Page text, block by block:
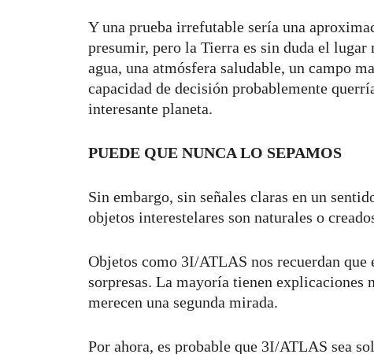
Y una prueba irrefutable sería una
presumir, pero la Tierra es sin duda el
agua, una atmósfera saludable, un campo
capacidad de decisión probablemente
interesante planeta.
PUEDE QUE NUNCA LO SEPAMOS
Sin embargo, sin señales claras en un
objetos interestelares son naturales o
Objetos como 3I/ATLAS nos recuerdan
sorpresas. La mayoría tienen explicaciones
merecen una segunda mirada.
Por ahora, es probable que 3I/ATLAS sea